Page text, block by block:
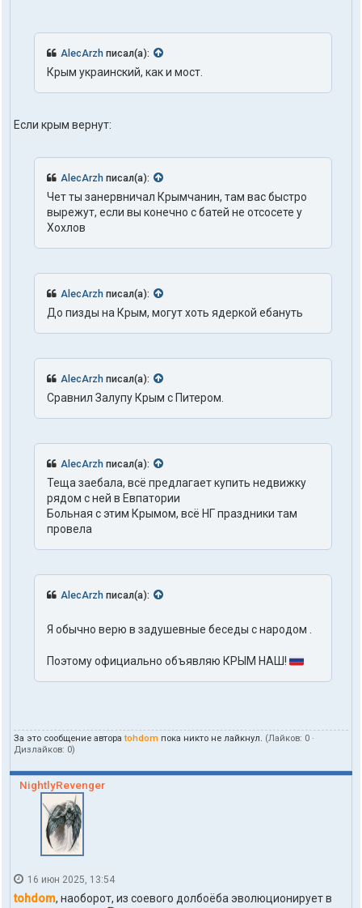
ы
о
л
з
в
е
л
t
o
o
AlecArzh писал(а):
Крым украинский, как и мост.
Если крым вернут:
AlecArzh писал(а):
Чет ты занервничал Крымчанин, там вас быстро
вырежут, если вы конечно с батей не отсосете у
Хохлов
AlecArzh писал(а):
До пизды на Крым, могут хоть ядеркой ебануть
AlecArzh писал(а):
Сравнил Залупу Крым с Питером.
AlecArzh писал(а):
Теща заебала, всё предлагает купить недвижку
рядом с ней в Евпатории
Больная с этим Крымом, всё НГ праздники там
провела
AlecArzh писал(а):
Я обычно верю в задушевные беседы с народом .
Поэтому официально объявляю КРЫМ НАШ!
За это сообщение автораtohdom пока никто не лайкнул. (Лайков: 0 ·
Дизлайков: 0)
NightlyRevenger
16 июн 2025, 13:54
tohdom, наоборот, из соевого долбоёба эволюционирует в